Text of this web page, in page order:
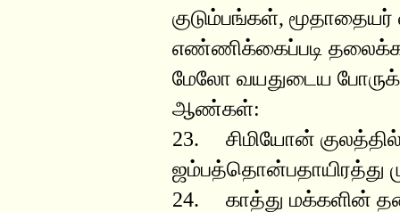
குடும்பங்கள்,
எண்ணிக்கைப்படி
மேலோ வயதுடைய
ஆண்கள்:
23. சிமியோன்
ஜம்பத்தொன்பதாயிரத்து
24. காத்து மக்களின்